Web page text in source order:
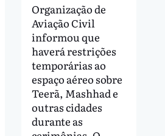
Organização de
Aviação Civil
informou que
haverá restrições
temporárias ao
espaço aéreo sobre
Teerã, Mashhad e
outras cidades
durante as